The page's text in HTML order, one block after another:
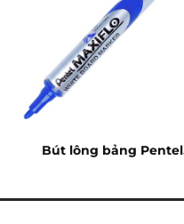
Bút lông bảng Pentel